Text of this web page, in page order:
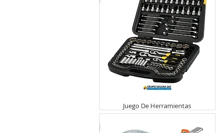
Juego De Herramientas